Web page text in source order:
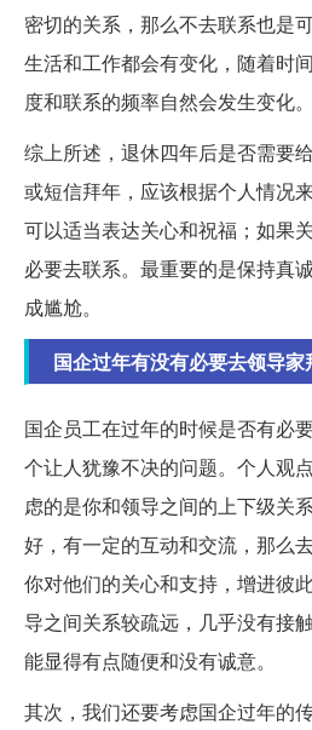
密切的关系，那么不去联系也是
生活和工作都会有变化，随着时
度和联系的频率自然会发生变化。
综上所述，退休四年后是否需要
或短信拜年，应该根据个人情况
可以适当表达关心和祝福；如果
必要去联系。最重要的是保持真
成尴尬。
国企过年有没有必要去领导家
国企员工在过年的时候是否有必
个让人犹豫不决的问题。个人观
虑的是你和领导之间的上下级关
好，有一定的互动和交流，那么
你对他们的关心和支持，增进彼
导之间关系较疏远，几乎没有接
能显得有点随便和没有诚意。
其次，我们还要考虑国企过年的